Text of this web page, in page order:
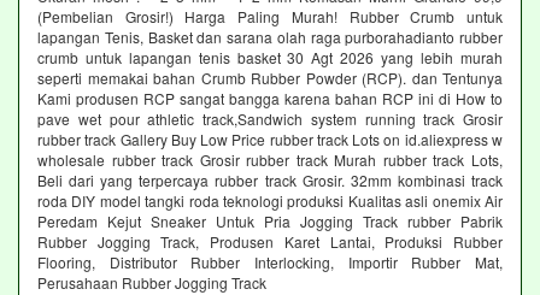
(Pembelian Grosir!) Harga Paling Murah! Rubber Crumb untuk
lapangan Tenis, Basket dan sarana olah raga purborahadianto rubber
crumb untuk lapangan tenis basket 30 Agt 2026 yang lebih murah
seperti memakai bahan Crumb Rubber Powder (RCP). dan Tentunya
Kami produsen RCP sangat bangga karena bahan RCP ini di How to
pave wet pour athletic track,Sandwich system running track Grosir
rubber track Gallery Buy Low Price rubber track Lots on id.aliexpress w
wholesale rubber track Grosir rubber track Murah rubber track Lots,
Beli dari yang terpercaya rubber track Grosir. 32mm kombinasi track
roda DIY model tangki roda teknologi produksi Kualitas asli onemix Air
Peredam Kejut Sneaker Untuk Pria Jogging Track rubber Pabrik
Rubber Jogging Track, Produsen Karet Lantai, Produksi Rubber
Flooring, Distributor Rubber Interlocking, Importir Rubber Mat,
Perusahaan Rubber Jogging Track